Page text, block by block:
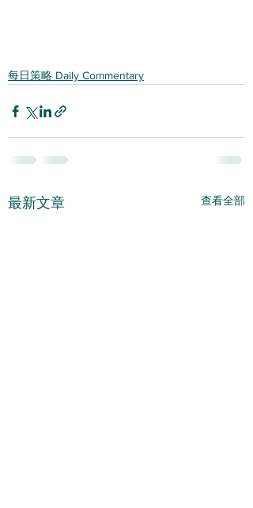
每日策略 Daily Commentary
最新文章 查看全部